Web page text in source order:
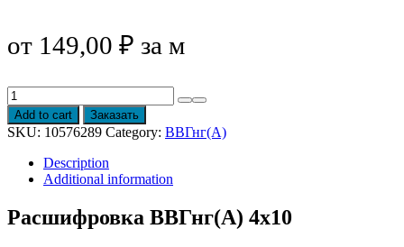
от 149,00 ₽ за м
Кабель
ВВГнг(А)
4х10
quantity
Add to cart Заказать
SKU: 10576289 Category: ВВГнг(А)
Description
Additional information
Расшифровка ВВГнг(А) 4х10